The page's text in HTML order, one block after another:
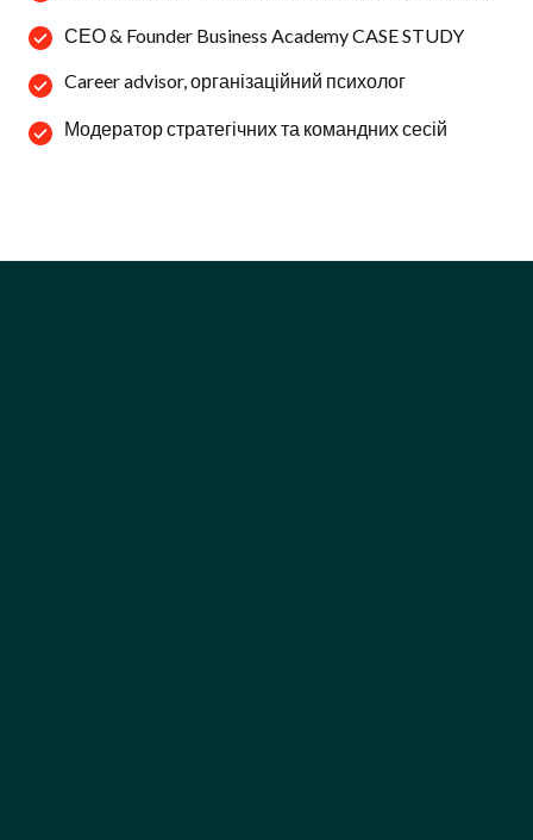
СЕО & Founder Business Academy CASE STUDY
Career advisor, організаційний психолог
Модератор стратегічних та командних сесій